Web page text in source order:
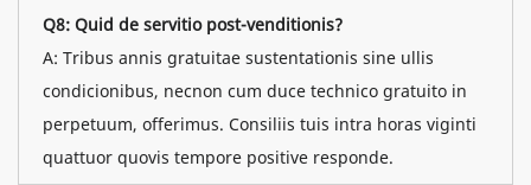
Q8: Quid de servitio post-venditionis?
A: Tribus annis gratuitae sustentationis sine ullis
condicionibus, necnon cum duce technico gratuito in
perpetuum, offerimus. Consiliis tuis intra horas viginti
quattuor quovis tempore positive responde.